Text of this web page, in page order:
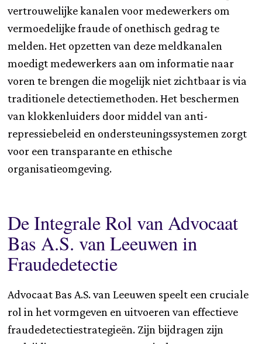
vertrouwelijke kanalen voor medewerkers om
vermoedelijke fraude of onethisch gedrag te
melden. Het opzetten van deze meldkanalen
moedigt medewerkers aan om informatie naar
voren te brengen die mogelijk niet zichtbaar is via
traditionele detectiemethoden. Het beschermen
van klokkenluiders door middel van anti-
repressiebeleid en ondersteuningssystemen zorgt
voor een transparante en ethische
organisatieomgeving.
De Integrale Rol van Advocaat
Bas A.S. van Leeuwen in
Fraudedetectie
Advocaat Bas A.S. van Leeuwen speelt een cruciale
rol in het vormgeven en uitvoeren van effectieve
fraudedetectiestrategieën. Zijn bijdragen zijn